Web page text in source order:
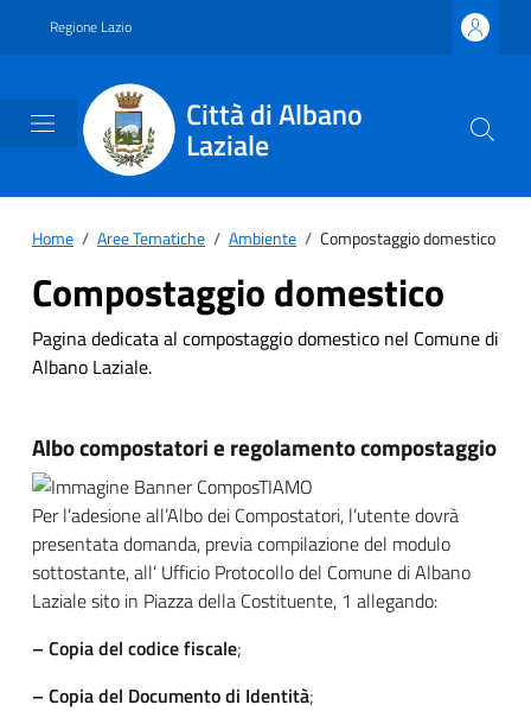
Regione Lazio
Città di Albano
Laziale
Home / Aree Tematiche / Ambiente / Compostaggio domestico
Compostaggio domestico
Pagina dedicata al compostaggio domestico nel Comune di
Albano Laziale.
Albo compostatori e regolamento compostaggio
Per l’adesione all’Albo dei Compostatori, l’utente dovrà
presentata domanda, previa compilazione del modulo
sottostante, all’ Ufficio Protocollo del Comune di Albano
Laziale sito in Piazza della Costituente, 1 allegando:
– Copia del codice fiscale;
– Copia del Documento di Identità;